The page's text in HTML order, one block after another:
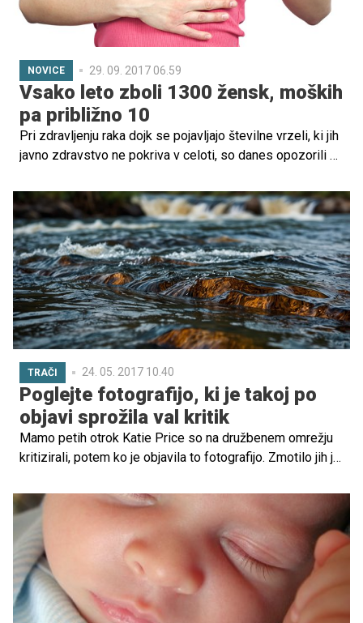
NOVICE 29. 09. 2017 06.59
Vsako leto zboli 1300 žensk, moških
pa približno 10
Pri zdravljenju raka dojk se pojavljajo številne vrzeli, ki jih
javno zdravstvo ne pokriva v celoti, so danes opozorili v
začetkom rožnatega oktobra, meseca ozaveščanja o raku
dojk. Kot so napovedali, začenjajo projekt Roza, s katerim
želijo opolnomočiti ženske z izkušnjo raka dojk in rodil.
TRAČI 24. 05. 2017 10.40
Poglejte fotografijo, ki je takoj po
objavi sprožila val kritik
Mamo petih otrok Katie Price so na družbenem omrežju
kritizirali, potem ko je objavila to fotografijo. Zmotilo jih je